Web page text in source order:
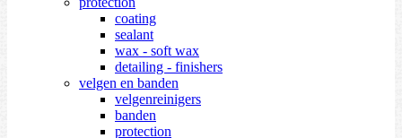
coating
sealant
wax - soft wax
detailing - finishers
velgen en banden
velgenreinigers
banden
protection